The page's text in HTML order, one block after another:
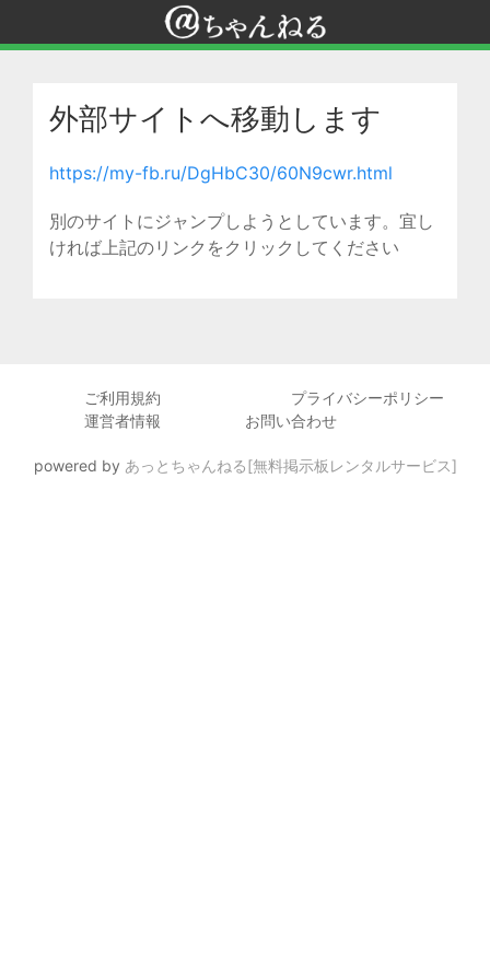
外部サイトへ移動します
https://my-fb.ru/DgHbC30/60N9cwr.html
別のサイトにジャンプしようとしています。宜し
ければ上記のリンクをクリックしてください
ご利用規約
プライバシーポリシー
運営者情報
お問い合わせ
powered by あっとちゃんねる[無料掲示板レンタルサービス]